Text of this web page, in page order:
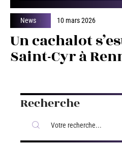
News 10 mars 2026
Un cachalot
Saint-Cyr à
Recherche